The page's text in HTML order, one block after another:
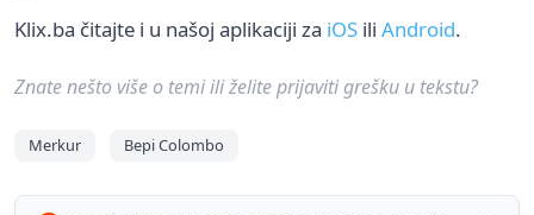
Klix.ba čitajte i u našoj aplikaciji za iOS ili Android.
Znate nešto više o temi ili želite prijaviti grešku u tekstu?
Merkur Bepi Colombo